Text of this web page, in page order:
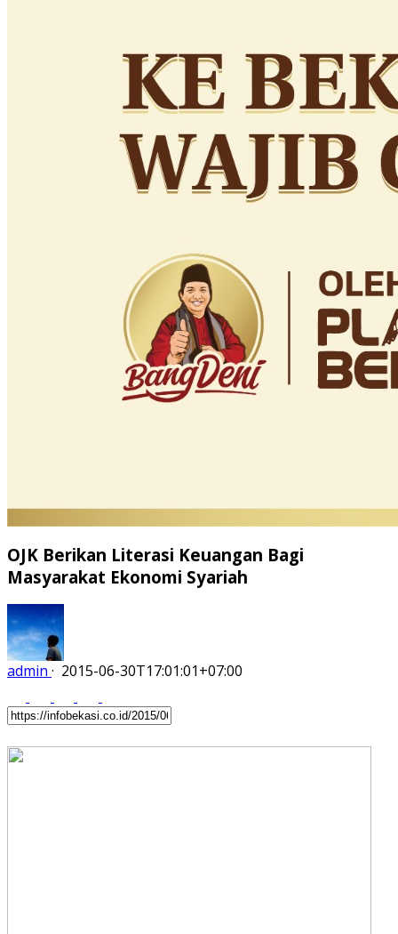
OJK Berikan Literasi Keuangan Bagi
Masyarakat Ekonomi Syariah
admin · 2015-06-30T17:01:01+07:00